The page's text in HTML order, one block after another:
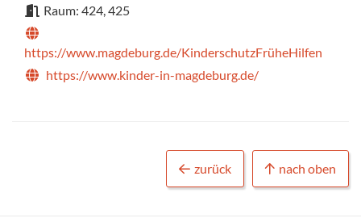
Raum: 424, 425
https://www.magdeburg.de/KinderschutzFrüheHilfen
https://www.kinder-in-magdeburg.de/
zurück nach oben